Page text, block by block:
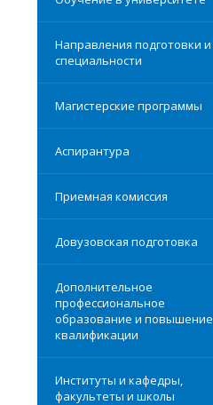
Направления подготовки и
специальности
Магистерские программы
Аспирантура
Приемная комиссия
Довузовская подготовка
Дополнительное
профессиональное
образование и повышение
квалификации
Институты и кафедры,
факультеты и школы